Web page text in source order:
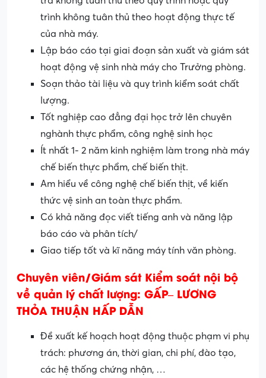
trình không tuân thủ theo hoạt động thực tế
của nhà máy.
Lập báo cáo tại giai đoạn sản xuất và giám sát
hoạt động vệ sinh nhà máy cho Trưởng phòng.
Soạn thảo tài liệu và quy trình kiểm soát chất
lượng.
Tốt nghiệp cao đẳng đại học trở lên chuyên
nghành thực phẩm, công nghệ sinh học
Ít nhất 1- 2 năm kinh nghiệm làm trong nhà máy
chế biến thực phẩm, chế biến thịt.
Am hiểu về công nghệ chế biến thịt, về kiến
thức vệ sinh an toàn thực phẩm.
Có khả năng đọc viết tiếng anh và năng lập
báo cáo và phân tích/
Giao tiếp tốt và kĩ năng máy tính văn phòng.
Chuyên viên/Giám sát Kiểm soát nội bộ
về quản lý chất lượng: GẤP– LƯƠNG
THỎA THUẬN HẤP DẪN
Đề xuất kế hoạch hoạt động thuộc phạm vi phụ
trách: phương án, thời gian, chi phí, đào tạo,
các hệ thống chứng nhận, …